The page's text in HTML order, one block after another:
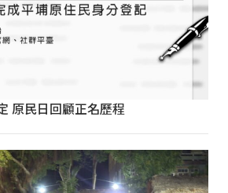
原民日回顧正名歷程